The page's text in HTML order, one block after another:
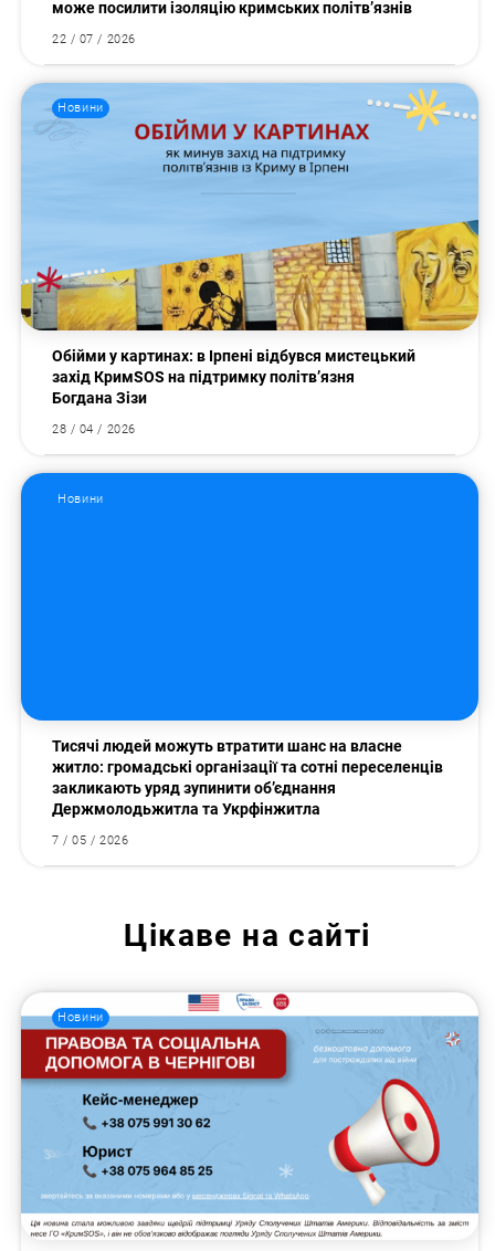
може посилити ізоляцію кримських політв’язнів
22 / 07 / 2026
Новини
Обійми у картинах: в Ірпені відбувся мистецький
захід КримSOS на підтримку політв’язня
Богдана Зізи
28 / 04 / 2026
Новини
Тисячі людей можуть втратити шанс на власне
житло: громадські організації та сотні переселенців
закликають уряд зупинити об’єднання
Держмолодьжитла та Укрфінжитла
7 / 05 / 2026
Цікаве на сайті
Новини